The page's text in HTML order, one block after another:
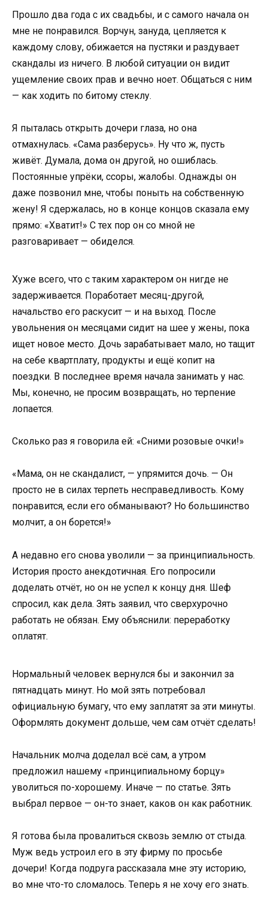
Прошло два года с их свадьбы, и с самого начала он
мне не понравился. Ворчун, зануда, цепляется к
каждому слову, обижается на пустяки и раздувает
скандалы из ничего. В любой ситуации он видит
ущемление своих прав и вечно ноет. Общаться с ним
— как ходить по битому стеклу.
Я пыталась открыть дочери глаза, но она
отмахнулась. «Сама разберусь». Ну что ж, пусть
живёт. Думала, дома он другой, но ошиблась.
Постоянные упрёки, ссоры, жалобы. Однажды он
даже позвонил мне, чтобы поныть на собственную
жену! Я сдержалась, но в конце концов сказала ему
прямо: «Хватит!» С тех пор он со мной не
разговаривает — обиделся.
Хуже всего, что с таким характером он нигде не
задерживается. Поработает месяц-другой,
начальство его раскусит — и на выход. После
увольнения он месяцами сидит на шее у жены, пока
ищет новое место. Дочь зарабатывает мало, но тащит
на себе квартплату, продукты и ещё копит на
поездки. В последнее время начала занимать у нас.
Мы, конечно, не просим возвращать, но терпение
лопается.
Сколько раз я говорила ей: «Сними розовые очки!»
«Мама, он не скандалист, — упрямится дочь. — Он
просто не в силах терпеть несправедливость. Кому
понравится, если его обманывают? Но большинство
молчит, а он борется!»
А недавно его снова уволили — за принципиальность.
История просто анекдотичная. Его попросили
доделать отчёт, но он не успел к концу дня. Шеф
спросил, как дела. Зять заявил, что сверхурочно
работать не обязан. Ему объяснили: переработку
оплатят.
Нормальный человек вернулся бы и закончил за
пятнадцать минут. Но мой зять потребовал
официальную бумагу, что ему заплатят за эти минуты.
Оформлять документ дольше, чем сам отчёт сделать!
Начальник молча доделал всё сам, а утром
предложил нашему «принципиальному борцу»
уволиться по-хорошему. Иначе — по статье. Зять
выбрал первое — он-то знает, каков он как работник.
Я готова была провалиться сквозь землю от стыда.
Муж ведь устроил его в эту фирму по просьбе
дочери! Когда подруга рассказала мне эту историю,
во мне что-то сломалось. Теперь я не хочу его знать.